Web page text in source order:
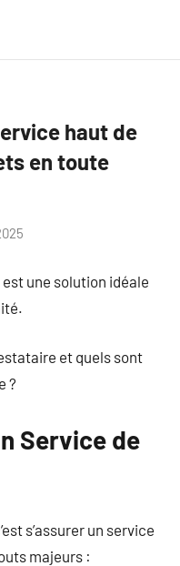
haut de
en toute
une solution idéale
et quels sont
?
Service de
s’assurer un service
majeurs :